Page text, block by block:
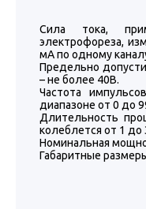
Сила тока,
электрофореза,
мА по одному
Предельно
– не более 40В.
Частота
диапазоне от 0 до
Длительность
колеблется от 1 до
Номинальная
Габаритные